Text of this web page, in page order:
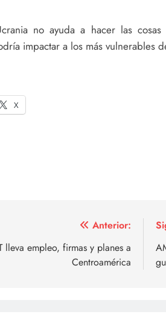
no ayuda a hacer las
impactar a los más vulnerables
X
Anterior:
lleva empleo, firmas y planes a
Centroamérica